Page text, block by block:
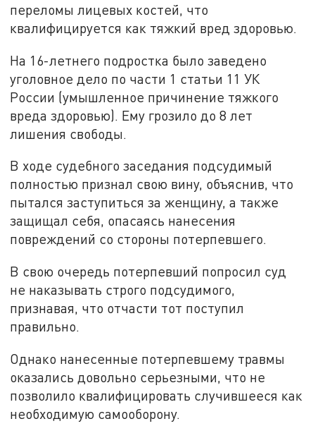
переломы лицевых костей, что
квалифицируется как тяжкий вред здоровью.
На 16-летнего подростка было заведено
уголовное дело по части 1 статьи 11 УК
России (умышленное причинение тяжкого
вреда здоровью). Ему грозило до 8 лет
лишения свободы.
В ходе судебного заседания подсудимый
полностью признал свою вину, объяснив, что
пытался заступиться за женщину, а также
защищал себя, опасаясь нанесения
повреждений со стороны потерпевшего.
В свою очередь потерпевший попросил суд
не наказывать строго подсудимого,
признавая, что отчасти тот поступил
правильно.
Однако нанесенные потерпевшему травмы
оказались довольно серьезными, что не
позволило квалифицировать случившееся как
необходимую самооборону.